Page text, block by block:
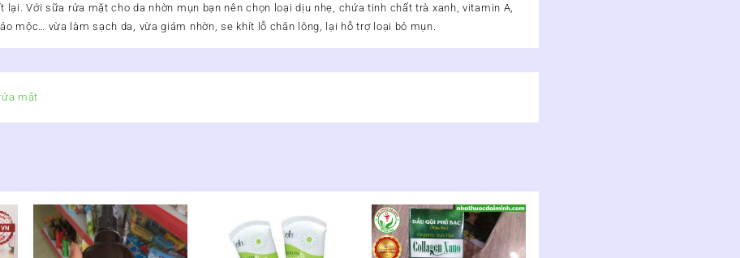
lại. Với sữa rửa mặt cho da nhờn mụn bạn nên chọn loại dịu nhẹ, chứa tinh chất trà xanh, vitamin A,
mộc… vừa làm sạch da, vừa giảm nhờn, se khít lỗ chân lông, lại hỗ trợ loại bỏ mụn.
mặt